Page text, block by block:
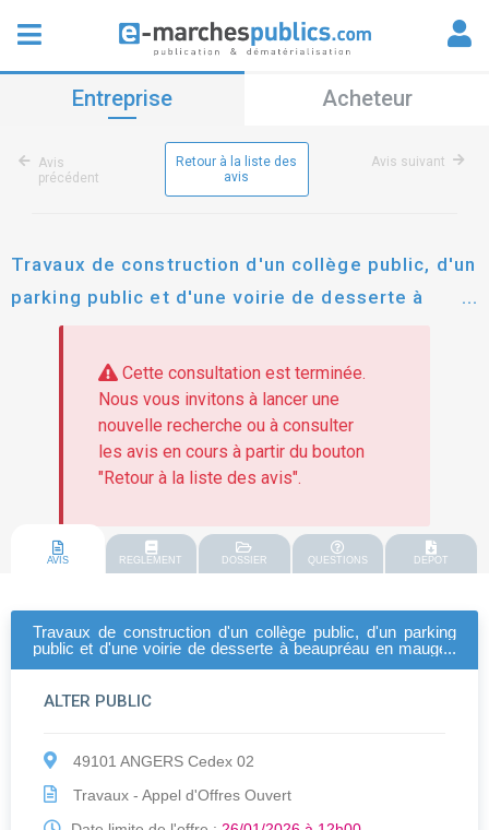
Entreprise Acheteur
Avis
précédent
Retour à la liste des
avis
Avis suivant
Travaux de construction d'un collège public, d'un
parking public et d'une voirie de desserte à
beaupréau ­en mauges (49)
Cette consultation est terminée.
Nous vous invitons à lancer une
nouvelle recherche ou à consulter
les avis en cours à partir du bouton
"Retour à la liste des avis".
AVIS REGLEMENT DOSSIER QUESTIONS DEPOT
Travaux de construction d'un collège public, d'un parking
public et d'une voirie de desserte à beaupréau ­en mauges
ALTER PUBLIC
49101 ANGERS Cedex 02
Travaux - Appel d'Offres Ouvert